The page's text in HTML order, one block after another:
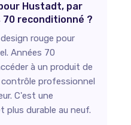
Hustadt, par
70 reconditionné ?
rouge pour
Années 70
à un produit de
professionnel
C'est une
plus durable au neuf.